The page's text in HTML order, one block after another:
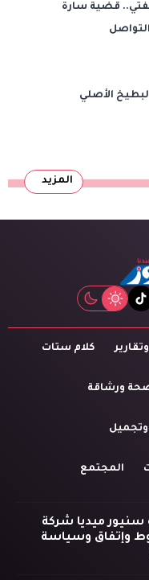
قضية سارة
الأصلي
المزيد
tiktok
كلام ستات
ورشاقة
المجتمع
ميديا شركة
وإتفاق وسياسة